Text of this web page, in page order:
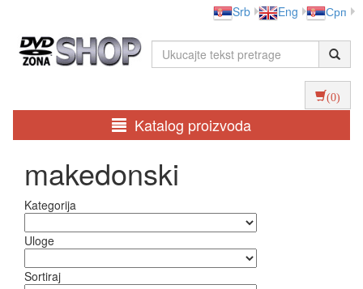
Srb Eng Срп
(0)
Katalog proizvoda
makedonski
Kategorija
Uloge
Sortiraj